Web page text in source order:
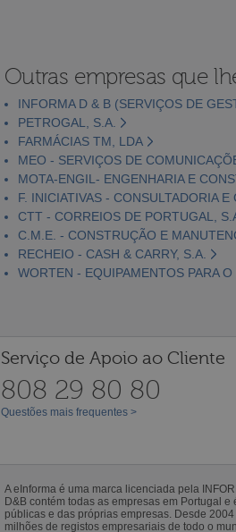
Outras empresas que
INFORMA D & B (SERVIÇOS DE
PETROGAL, S.A.
FARMÁCIAS TM, LDA
MEO - SERVIÇOS DE
MOTA-ENGIL- ENGENHARIA E
F. INICIATIVAS - CONSULTADORIA E
CTT - CORREIOS DE PORTUGAL,
C.M.E. - CONSTRUÇÃO E
RECHEIO - CASH & CARRY, S.A.
WORTEN - EQUIPAMENTOS PARA O
Serviço de Apoio ao Cliente
808 29 80 80
Questões mais frequentes >
A eInforma é uma marca licenciada pela
D&B contém todas as empresas em Portugal
públicas e das próprias empresas. Desde
milhões de registos empresariais de todo o